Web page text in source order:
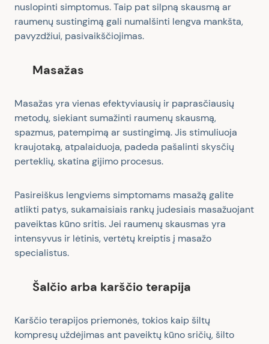
nuslopinti simptomus. Taip pat silpną skausmą ar
raumenų sustingimą gali numalšinti lengva mankšta,
pavyzdžiui, pasivaikščiojimas.
Masažas
Masažas yra vienas efektyviausių ir paprasčiausių
metodų, siekiant sumažinti raumenų skausmą,
spazmus, patempimą ar sustingimą. Jis stimuliuoja
kraujotaką, atpalaiduoja, padeda pašalinti skysčių
perteklių, skatina gijimo procesus.
Pasireiškus lengviems simptomams masažą galite
atlikti patys, sukamaisiais rankų judesiais masažuojant
paveiktas kūno sritis. Jei raumenų skausmas yra
intensyvus ir lėtinis, vertėtų kreiptis į masažo
specialistus.
Šalčio arba karščio terapija
Karščio terapijos priemonės, tokios kaip šiltų
kompresų uždėjimas ant paveiktų kūno sričių, šilto